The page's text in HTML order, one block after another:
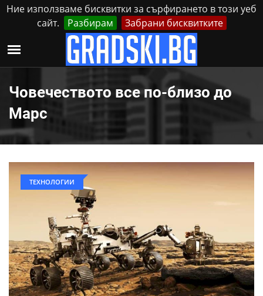
Ние използваме бисквитки за сърфирането в този уеб
сайт.
Разбирам Забрани бисквитките
Петък, 7 Август, 2026 Реклама Контакти
Човечеството все по-близо до
Марс
ТЕХНОЛОГИИ